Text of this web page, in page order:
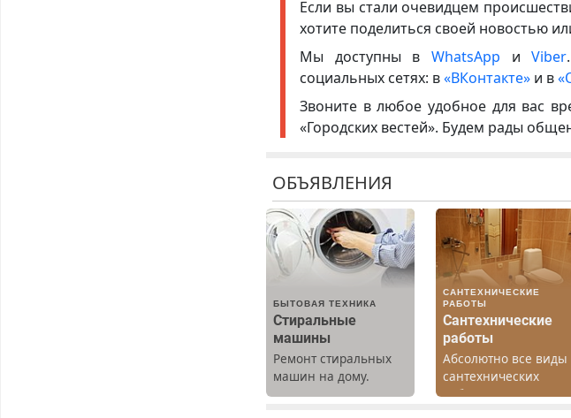
Если вы стали очевидцем
хотите поделиться своей новостью
Мы доступны в WhatsApp иViber
социальных сетях: в«ВКонтакте» и в
Звоните в любое удобное для вас
«Городских вестей». Будем рады
ОБЪЯВЛЕНИЯ
БЫТОВАЯ ТЕХНИКА
Стиральные
машины
Ремонт стиральных
машин на дому.
Выезд и диагностика
САНТЕХНИЧЕСКИЕ
РАБОТЫ
Сантехнические
работы
Абсолютно все виды
сантехнических
работ. Быстро.